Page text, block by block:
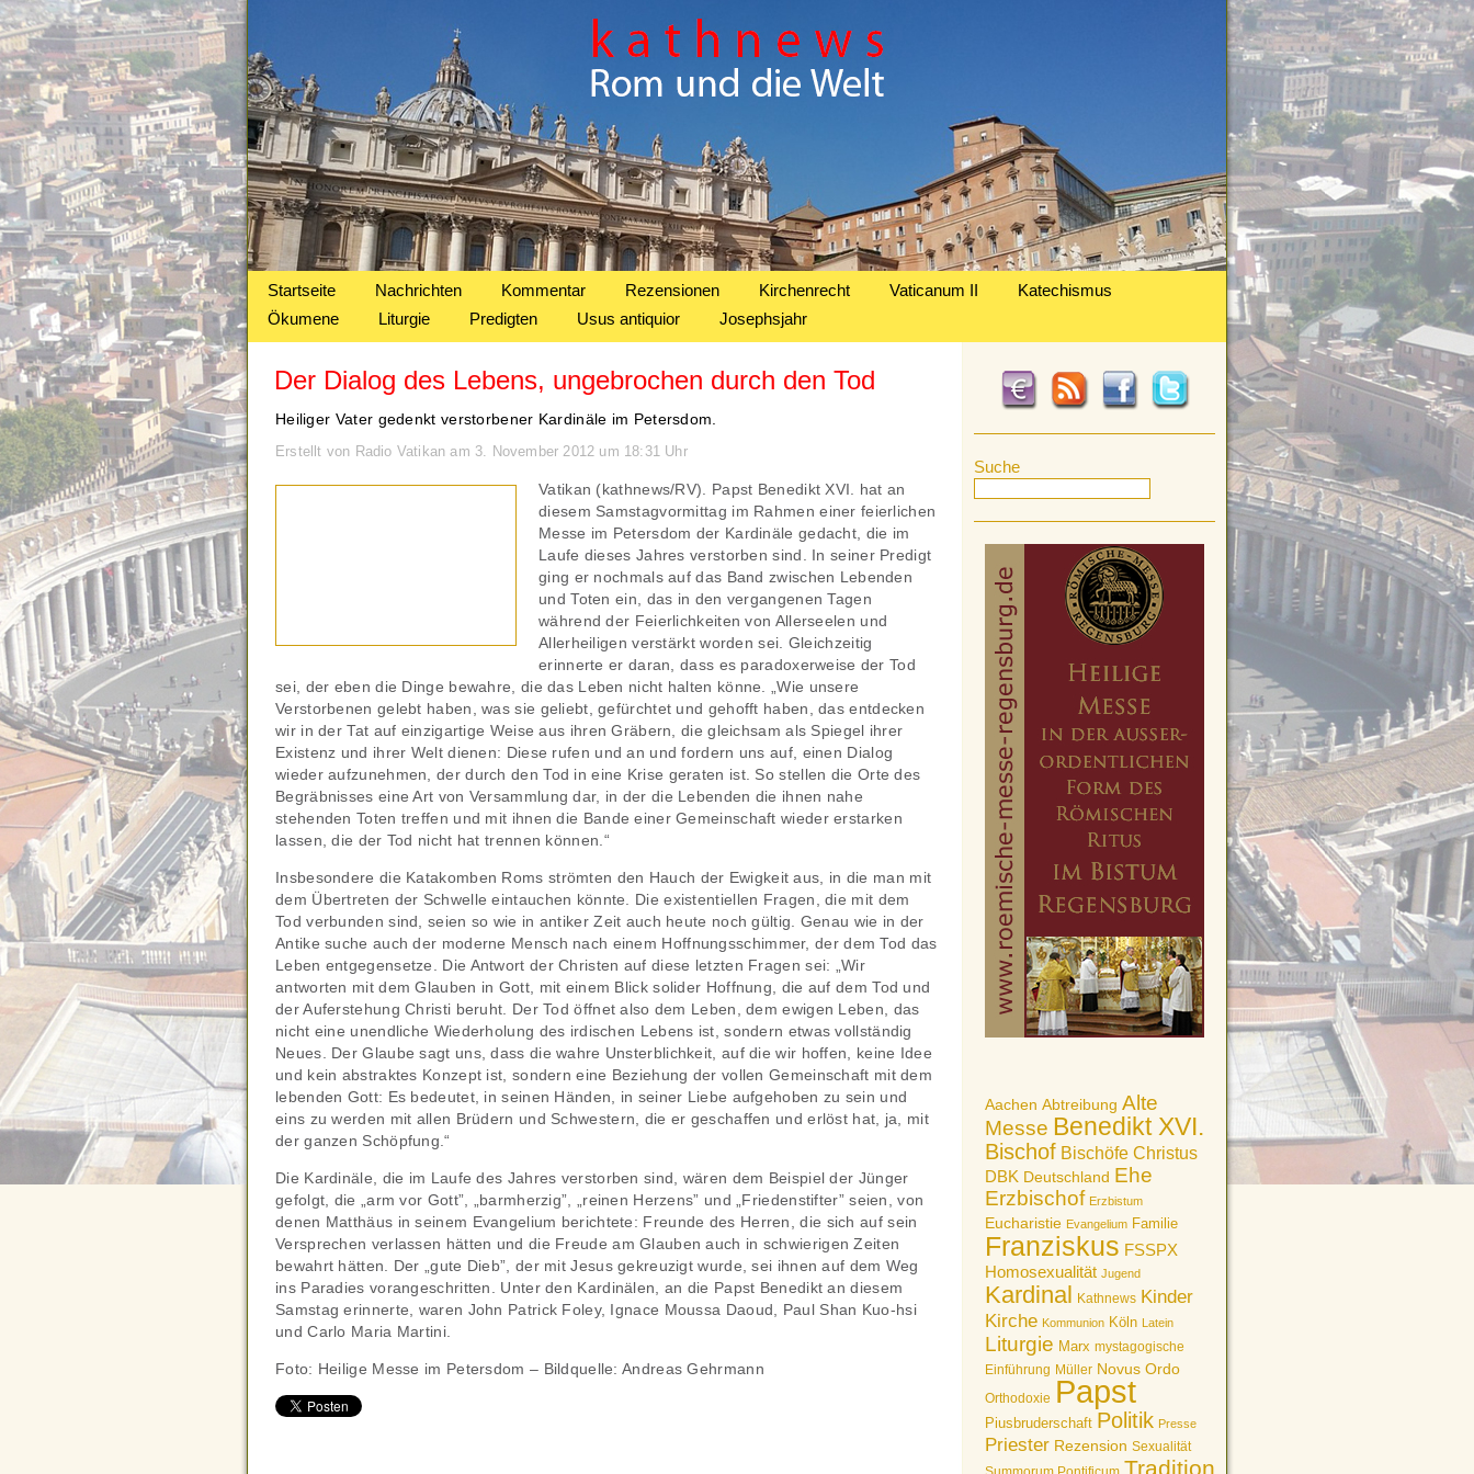
Startseite Nachrichten Kommentar Rezensionen Kirchenrecht Vaticanum II
Katechismus
Ökumene
Liturgie Predigten Usus antiquior Josephsjahr
Suche
Aachen Abtreibung Alte
Messe Benedikt XVI.
Bischof Bischöfe Christus
DBK Deutschland Ehe
Erzbischof Erzbistum
Eucharistie Evangelium Familie
Franziskus FSSPX
Homosexualität Jugend
Kardinal Kathnews Kinder
Kirche Kommunion Köln Latein
Liturgie Marx mystagogische
Einführung Müller Novus Ordo
Orthodoxie Papst
Piusbruderschaft Politik Presse
Priester Rezension Sexualität
Tradition
Der Dialog des Lebens, ungebrochen durch den Tod
Heiliger Vater gedenkt verstorbener Kardinäle im Petersdom.
Erstellt von Radio Vatikan am 3. November 2012 um 18:31 Uhr
Vatikan (kathnews/RV). Papst Benedikt XVI. hat an
diesem Samstagvormittag im Rahmen einer feierlichen
Messe im Petersdom der Kardinäle gedacht, die im
Laufe dieses Jahres verstorben sind. In seiner Predigt
ging er nochmals auf das Band zwischen Lebenden
und Toten ein, das in den vergangenen Tagen
während der Feierlichkeiten von Allerseelen und
Allerheiligen verstärkt worden sei. Gleichzeitig
erinnerte er daran, dass es paradoxerweise der Tod
sei, der eben die Dinge bewahre, die das Leben nicht halten könne. „Wie unsere
Verstorbenen gelebt haben, was sie geliebt, gefürchtet und gehofft haben, das entdecken
wir in der Tat auf einzigartige Weise aus ihren Gräbern, die gleichsam als Spiegel ihrer
Existenz und ihrer Welt dienen: Diese rufen und an und fordern uns auf, einen Dialog
wieder aufzunehmen, der durch den Tod in eine Krise geraten ist. So stellen die Orte des
Begräbnisses eine Art von Versammlung dar, in der die Lebenden die ihnen nahe
stehenden Toten treffen und mit ihnen die Bande einer Gemeinschaft wieder erstarken
lassen, die der Tod nicht hat trennen können.“
Insbesondere die Katakomben Roms strömten den Hauch der Ewigkeit aus, in die man mit
dem Übertreten der Schwelle eintauchen könnte. Die existentiellen Fragen, die mit dem
Tod verbunden sind, seien so wie in antiker Zeit auch heute noch gültig. Genau wie in der
Antike suche auch der moderne Mensch nach einem Hoffnungsschimmer, der dem Tod das
Leben entgegensetze. Die Antwort der Christen auf diese letzten Fragen sei: „Wir
antworten mit dem Glauben in Gott, mit einem Blick solider Hoffnung, die auf dem Tod und
der Auferstehung Christi beruht. Der Tod öffnet also dem Leben, dem ewigen Leben, das
nicht eine unendliche Wiederholung des irdischen Lebens ist, sondern etwas vollständig
Neues. Der Glaube sagt uns, dass die wahre Unsterblichkeit, auf die wir hoffen, keine Idee
und kein abstraktes Konzept ist, sondern eine Beziehung der vollen Gemeinschaft mit dem
lebenden Gott: Es bedeutet, in seinen Händen, in seiner Liebe aufgehoben zu sein und
eins zu werden mit allen Brüdern und Schwestern, die er geschaffen und erlöst hat, ja, mit
der ganzen Schöpfung.“
Die Kardinäle, die im Laufe des Jahres verstorben sind, wären dem Beispiel der Jünger
gefolgt, die „arm vor Gott”, „barmherzig”, „reinen Herzens” und „Friedenstifter” seien, von
denen Matthäus in seinem Evangelium berichtete: Freunde des Herren, die sich auf sein
Versprechen verlassen hätten und die Freude am Glauben auch in schwierigen Zeiten
bewahrt hätten. Der „gute Dieb”, der mit Jesus gekreuzigt wurde, sei ihnen auf dem Weg
ins Paradies vorangeschritten. Unter den Kardinälen, an die Papst Benedikt an diesem
Samstag erinnerte, waren John Patrick Foley, Ignace Moussa Daoud, Paul Shan Kuo-hsi
und Carlo Maria Martini.
Foto: Heilige Messe im Petersdom – Bildquelle: Andreas Gehrmann